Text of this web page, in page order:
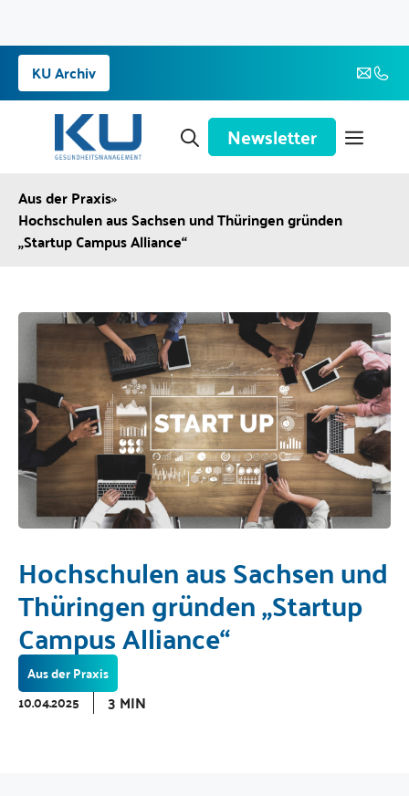
Zum
Inhalt
springen
KU Archiv
Newsletter
Aus der Praxis»
Hochschulen aus Sachsen und Thüringen gründen
„Startup Campus Alliance“
Hochschulen aus Sachsen und
Thüringen gründen „Startup
Campus Alliance“
Aus der Praxis
10.04.2025
3 MIN